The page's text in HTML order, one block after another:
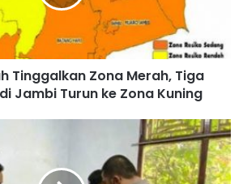
Tinggalkan Zona Merah, Tiga
Jambi Turun ke Zona Kuning